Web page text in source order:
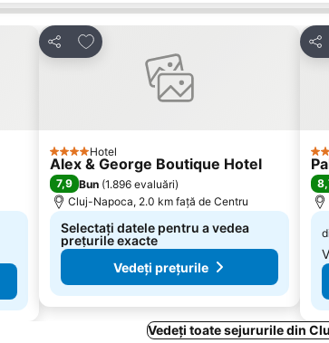
Distribuiți
Adăugaţi la favorite
4 SteleHotel
Alex & George Boutique Hotel
7,9 Bun (1.896 evaluări)
Cluj-Napoca, 2.0 km faţă de Centru
Selectați datele pentru a vedea
prețurile exacte
Vedeți prețurile
3
Vedeți toate sejururile din